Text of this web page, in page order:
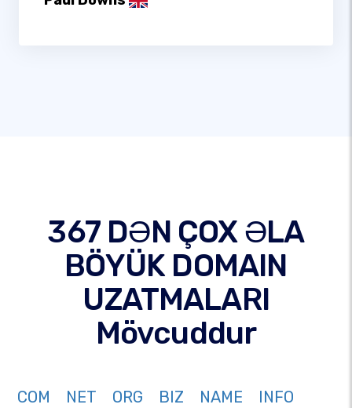
367 DƏN ÇOX ƏLA
BÖYÜK DOMAIN
UZATMALARI
Mövcuddur
COM NET ORG BIZ NAME
INFO